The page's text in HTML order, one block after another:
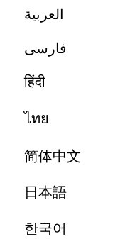
العربية
‏فارسی‏
हिंदी
ไทย
简体中文
日本語
한국어